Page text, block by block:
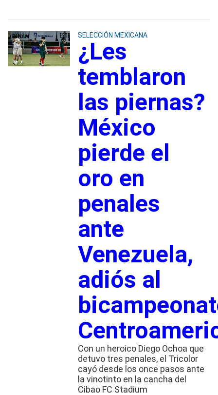
SELECCIÓN MEXICANA
¿Les
temblaron
las piernas?
México
pierde el
oro en
penales
ante
Venezuela,
adiós al
Con un heroico Diego Ochoa que
detuvo tres penales, el Tricolor
cayó desde los once pasos ante
la vinotinto en la cancha del
Cibao FC Stadium